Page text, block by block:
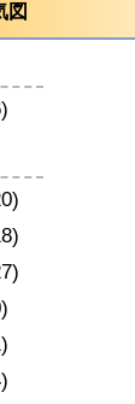
図